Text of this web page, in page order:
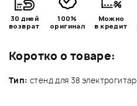
Коротко о товаре:
Тип: стенд для 38 электрогитар
30 дней
возврат
100%
оригинал
Можно
в кредит